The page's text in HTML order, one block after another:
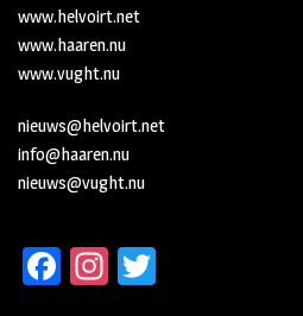
www.helvoirt.net
www.haaren.nu
www.vught.nu
nieuws@helvoirt.net
info@haaren.nu
nieuws@vught.nu
Fa In